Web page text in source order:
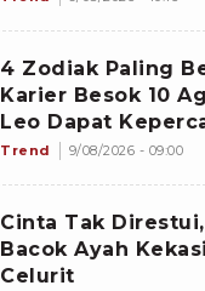
4 Zodiak Paling
Karier Besok 10
Leo Dapat
Makin
Trend 9/08/2026 - 09:00
Cinta Tak
Bacok Ayah
Celurit